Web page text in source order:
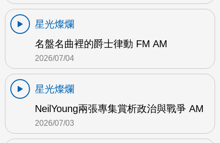
星光燦爛
名盤名曲裡的爵士律動 FM AM
2026/07/04
星光燦爛
NeilYoung兩張專集賞析政治與戰爭 AM
2026/07/03